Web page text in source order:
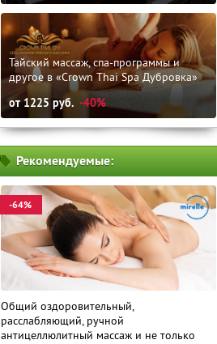
Тайский массаж, спа-программы и
другое в «Crown Thai Spa Дубровка»
от1225 руб. -40%
Рекомендуемые:
-64%
Общий оздоровительный,
расслабляющий, ручной
антицеллюлитный массаж и не только